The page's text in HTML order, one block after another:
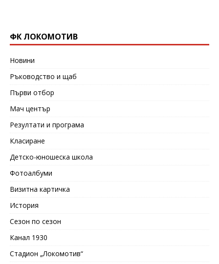
ФК ЛОКОМОТИВ
Новини
Ръководство и щаб
Първи отбор
Мач център
Резултати и програма
Класиране
Детско-юношеска школа
Фотоалбуми
Визитна картичка
История
Сезон по сезон
Канал 1930
Стадион „Локомотив“